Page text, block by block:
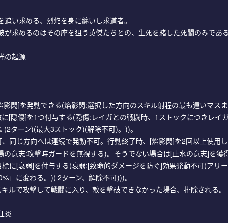
い求める、烈焔を身に纏いし求道者。
が求めるのはその座を狙う英傑たちとの、生死を賭した死闘のみであ
の起源
閃]を発動できる(焰影閃:選択した方向のスキル射程の最も遠いマス
[隠傷]を1つ付与する(隠傷:レイガとの戦闘時、1ストックにつきレイ
ターン)(最大3ストック)(解除不可)。))。
同じ方向へは連続で発動不可。行動終了時、[焰影閃]を2回以上使用
意志:攻撃時ガードを無視する)。そうでない場合は[止水の意志]を獲
に[衰弱]を付与する(衰弱:[致命的ダメージを防ぐ]効果発動不可(アリ
」に変わる。)( 2ターン、解除不可)))。
ルで攻撃して戦闘に入り、敵を撃破できなかった場合、排除される。
炎